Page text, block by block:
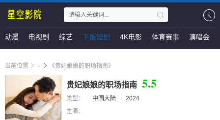
动漫 电视剧 综艺 下饭短剧 4K电影 体育赛事 演唱会
当前位置 - 《贵妃娘娘的职场指南》
贵妃娘娘的职场指南 5.5
类型： 中国大陆
2024
主演：